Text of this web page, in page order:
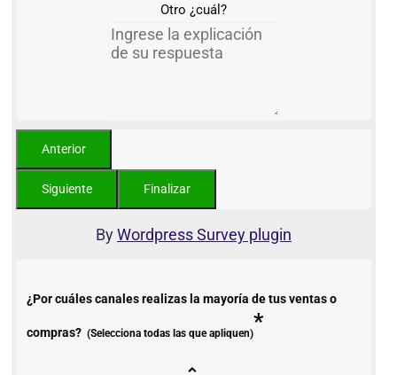
Otro ¿cuál?
ByWordpress Survey plugin
¿Por cuáles canales realizas la mayoría de tus ventas o
compras? (Selecciona todas las que apliquen)*